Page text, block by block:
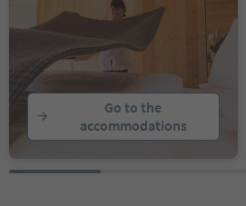
Go to the
accommodations